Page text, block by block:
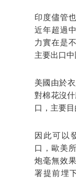
印度儘管
近年超過
力實在是
主要出口中
美國由於衣
對棉花沒
口，主要
因此可以
口，歐美
炮毫無效
署提前埋